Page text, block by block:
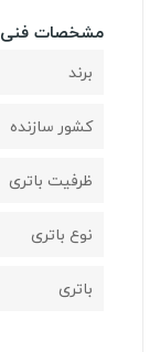
مشخصات فنی
برند
کشور سازنده
ظرفیت باتری
نوع باتری
باتری